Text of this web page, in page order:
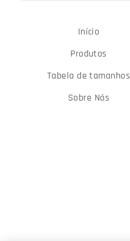
Início
Produtos
Tabela de tamanhos
Sobre Nós